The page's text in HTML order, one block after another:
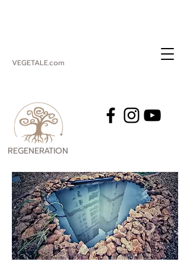
VEGETALE.com
REGENERATION